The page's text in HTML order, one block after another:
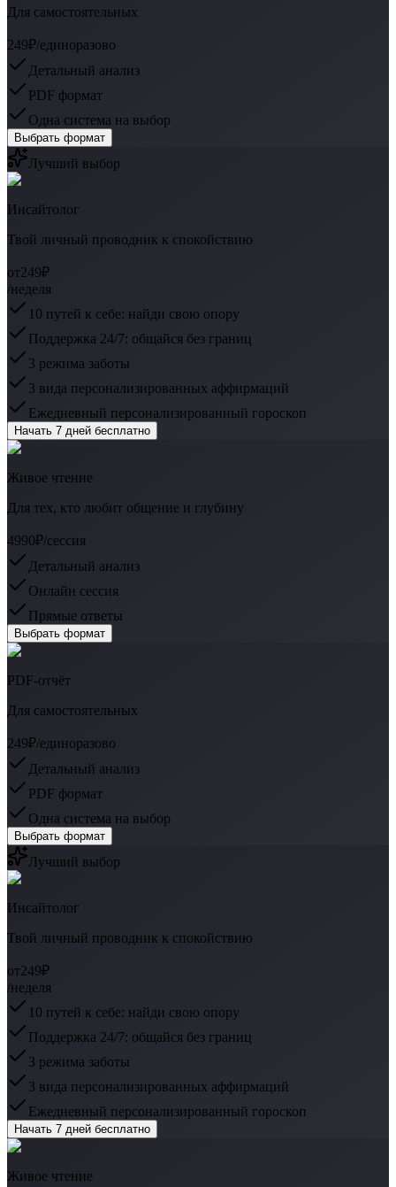
Для самостоятельных
249₽/единоразово
Детальный анализ
PDF формат
Одна система на выбор
Выбрать формат
Лучший выбор
Инсайтолог
Твой личный проводник к спокойствию
от249₽
/неделя
10 путей к себе: найди свою опору
Поддержка 24/7: общайся без границ
3 режима заботы
3 вида персонализированных аффирмаций
Ежедневный персонализированный гороскоп
Начать 7 дней бесплатно
Живое чтение
Для тех, кто любит общение и глубину
4990₽/сессия
Детальный анализ
Онлайн сессия
Прямые ответы
Выбрать формат
PDF-отчёт
Для самостоятельных
249₽/единоразово
Детальный анализ
PDF формат
Одна система на выбор
Выбрать формат
Лучший выбор
Инсайтолог
Твой личный проводник к спокойствию
от249₽
/неделя
10 путей к себе: найди свою опору
Поддержка 24/7: общайся без границ
3 режима заботы
3 вида персонализированных аффирмаций
Ежедневный персонализированный гороскоп
Начать 7 дней бесплатно
Живое чтение